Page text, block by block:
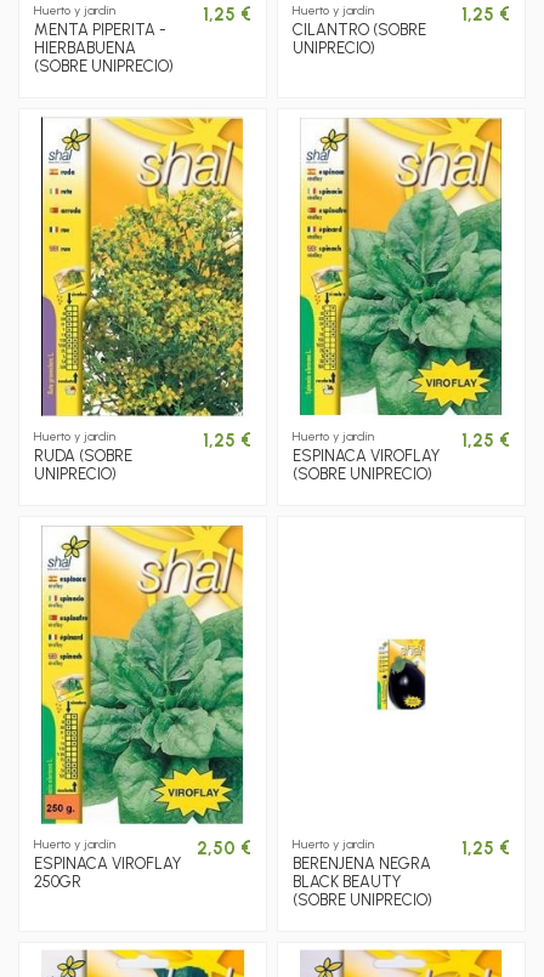
Huerto y jardín
MENTA PIPERITA -
HIERBABUENA
(SOBRE UNIPRECIO)
1,25 € Huerto y jardín
CILANTRO (SOBRE
UNIPRECIO)
1,25 €
Huerto y jardín
RUDA (SOBRE
UNIPRECIO)
1,25 € Huerto y jardín
ESPINACA VIROFLAY
(SOBRE UNIPRECIO)
1,25 €
Huerto y jardín
ESPINACA VIROFLAY
250GR
2,50 € Huerto y jardín
BERENJENA NEGRA
BLACK BEAUTY
(SOBRE UNIPRECIO)
1,25 €